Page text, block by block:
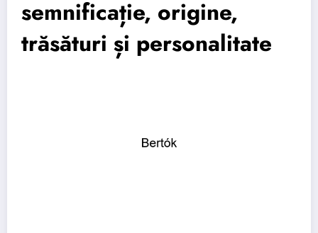
semnificație, origine,
trăsături și personalitate